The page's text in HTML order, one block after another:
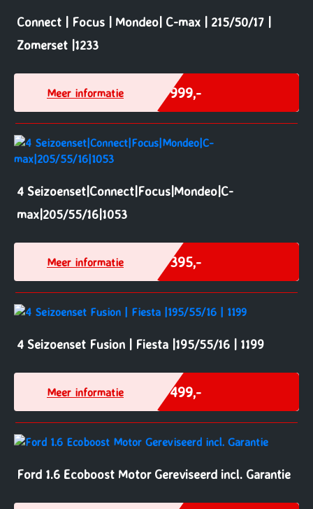
Connect | Focus | Mondeo| C-max | 215/50/17 |
Zomerset |1233
Meer informatie € 999,-
4 Seizoenset|Connect|Focus|Mondeo|C-
max|205/55/16|1053
Meer informatie € 395,-
4 Seizoenset Fusion | Fiesta |195/55/16 | 1199
Meer informatie € 499,-
Ford 1.6 Ecoboost Motor Gereviseerd incl. Garantie